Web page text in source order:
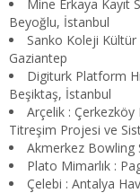
Mine Erkaya Kayıt
Beyoğlu, İstanbul
Sanko Koleji
Gaziantep
Digiturk Platform
Beşiktaş, İstanbul
Arçelik : Çerkezköy
Titreşim Projesi ve
Akmerkez Bowling
Plato Mimarlık :
Çelebi : Antalya